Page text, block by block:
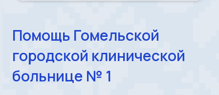
Помощь Гомельской
городской клинической
больнице № 1